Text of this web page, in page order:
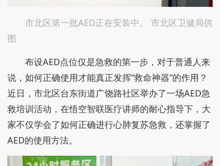
市北区第一批AED正在安装中。 市北区卫健局供
图
布设AED点位仅是急救的第一步，对于普通人来
说，如何正确使用才能真正发挥“救命神器”的作用？
近日，市北区台东街道广饶路社区举办了一场AED急
救培训活动，在悟空智联医疗讲师的耐心指导下，大
家不仅学会了如何正确进行心肺复苏急救，还掌握了
AED的使用方法。